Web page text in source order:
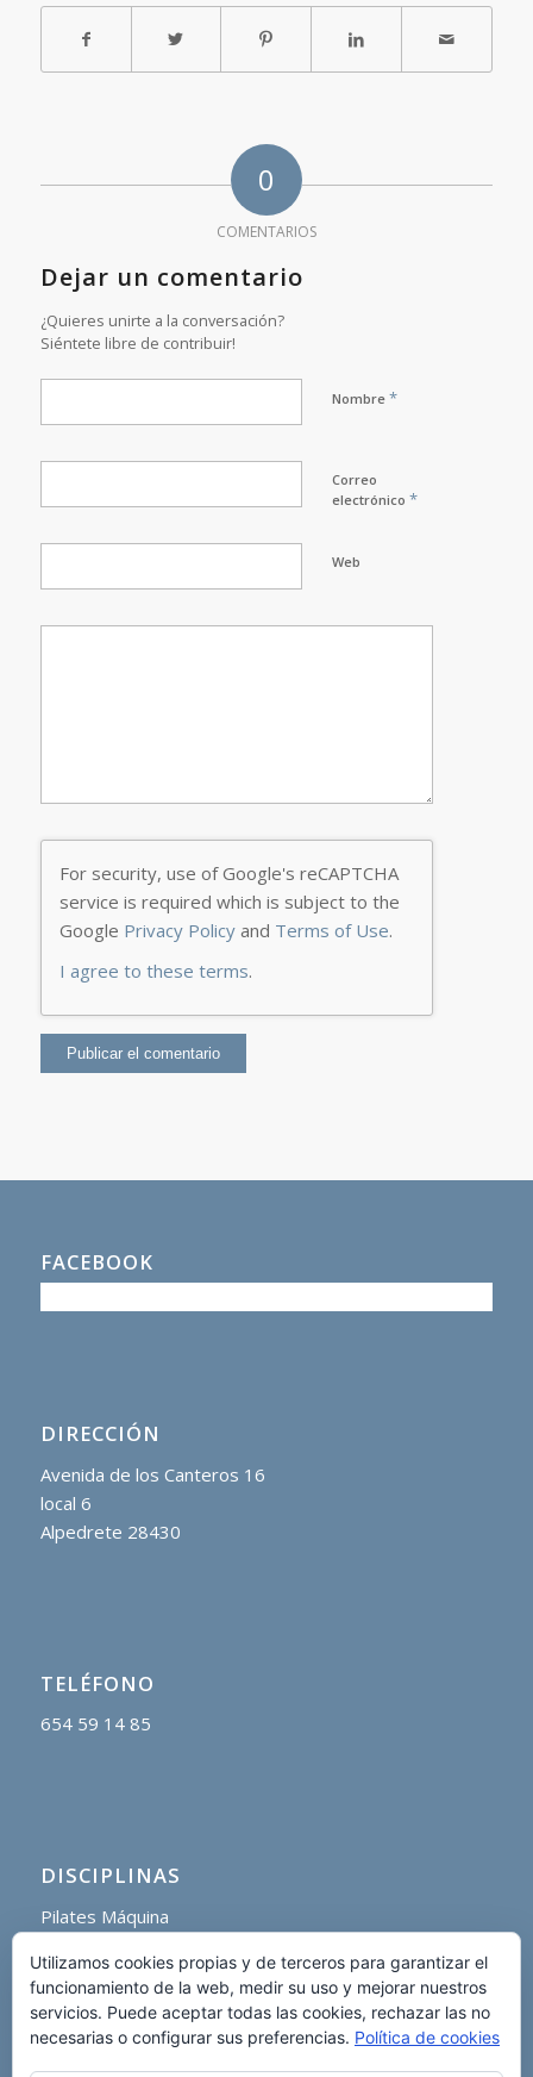
0
COMENTARIOS
Dejar un comentario
¿Quieres unirte a la conversación?
Siéntete libre de contribuir!
Nombre *
Correo
electrónico *
Web
For security, use of Google's reCAPTCHA
service is required which is subject to the
Google Privacy Policyand Terms of Use.
I agree to these terms.
FACEBOOK
DIRECCIÓN
Avenida de los Canteros 16
local 6
Alpedrete 28430
TELÉFONO
654 59 14 85
DISCIPLINAS
Pilates Máquina
Pilates Barra
Pilates Aéreo
Utilizamos cookies propias y de terceros para garantizar el
funcionamiento de la web, medir su uso y mejorar nuestros
servicios. Puede aceptar todas las cookies, rechazar las no
necesarias o configurar sus preferencias. Política de cookies